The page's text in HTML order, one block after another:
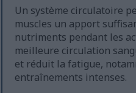
Un système circulatoire
muscles un apport
nutriments pendant les
meilleure circulation
et réduit la fatigue,
entraînements intenses.